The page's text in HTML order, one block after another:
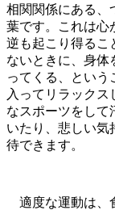
相関関係にある、
葉です。これは心
逆も起こり得るこ
ないときに、身体
ってくる、という
入ってリラックス
なスポーツをして
いたり、悲しい気
待できます。
適度な運動は、